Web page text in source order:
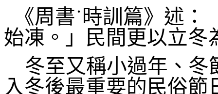
《周書˙時訓篇》述
始凍。」民間更以立冬
冬至又稱小過年、冬
入冬後最重要的民俗